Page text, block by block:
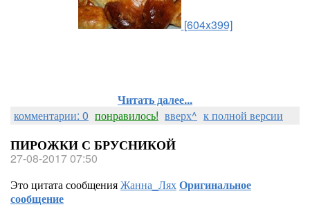
[604x399]
Читать далее...
комментарии: 0 понравилось! вверх^ к полной версии
ПИРОЖКИ С БРУСНИКОЙ
27-08-2017 07:50
Это цитата сообщенияЖанна_ЛяхОригинальное
сообщение